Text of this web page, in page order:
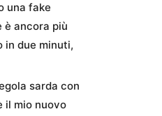
una fake
è ancora più
in due minuti,
sarda con
il mio nuovo